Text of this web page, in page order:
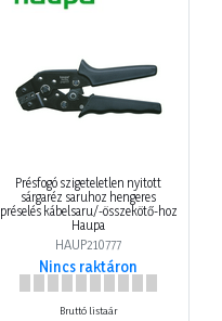
Présfogó szigeteletlen nyitott
sárgaréz saruhoz hengeres
préselés kábelsaru/-összekötő-hoz
Haupa
HAUP210777
Nincs raktáron
Bruttó listaár